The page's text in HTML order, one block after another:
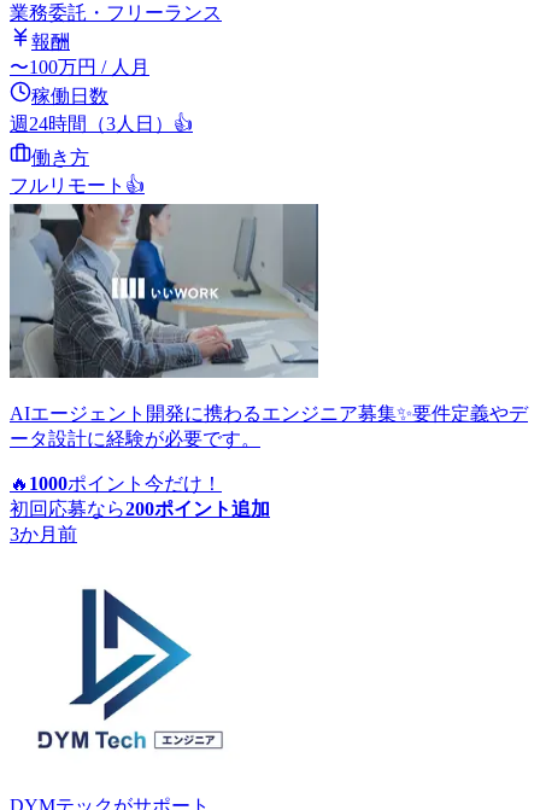
業務委託・フリーランス
報酬
〜100万円 / 人月
稼働日数
週24時間（3人日） 👍
働き方
フルリモート 👍
AIエージェント開発に携わるエンジニア募集✨要件定義やデ
ータ設計に経験が必要です。
🔥 1000ポイント 今だけ！
初回応募なら200ポイント追加
3か月前
DYMテックがサポート